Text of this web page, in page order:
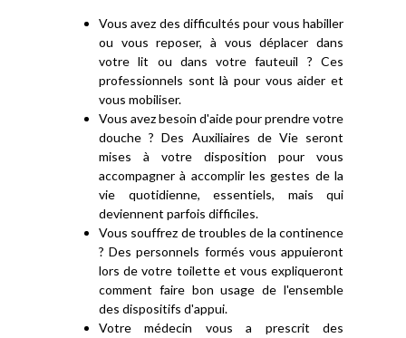
Vous avez des difficultés pour vous habiller
ou vous reposer, à vous déplacer dans
votre lit ou dans votre fauteuil ? Ces
professionnels sont là pour vous aider et
vous mobiliser.
Vous avez besoin d'aide pour prendre votre
douche ? Des Auxiliaires de Vie seront
mises à votre disposition pour vous
accompagner à accomplir les gestes de la
vie quotidienne, essentiels, mais qui
deviennent parfois difficiles.
Vous souffrez de troubles de la continence
? Des personnels formés vous appuieront
lors de votre toilette et vous expliqueront
comment faire bon usage de l'ensemble
des dispositifs d'appui.
Votre médecin vous a prescrit des